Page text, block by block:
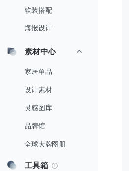
软装搭配
海报设计
素材中心
家居单品
设计素材
灵感图库
品牌馆
全球大牌图册
工具箱